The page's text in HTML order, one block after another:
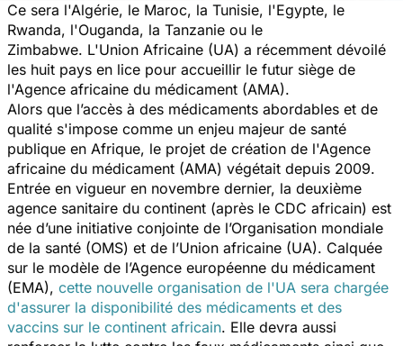
Ce sera l'Algérie, le Maroc, la Tunisie, l'Egypte, le
Rwanda, l'Ouganda, la Tanzanie ou le
Zimbabwe. L'Union Africaine (UA) a récemment dévoilé
les huit pays en lice pour accueillir le futur siège de
l'Agence africaine du médicament (AMA).
Alors que l’accès à des médicaments abordables et de
qualité s'impose comme un enjeu majeur de santé
publique en Afrique, le projet de création de l'Agence
africaine du médicament (AMA) végétait depuis 2009.
Entrée en vigueur en novembre dernier, la deuxième
agence sanitaire du continent (après le CDC africain) est
née d’une initiative conjointe de l’Organisation mondiale
de la santé (OMS) et de l’Union africaine (UA). Calquée
sur le modèle de l’Agence européenne du médicament
(EMA), cette nouvelle organisation de l'UA sera chargée
d'assurer la disponibilité des médicaments et des
vaccins sur le continent africain. Elle devra aussi